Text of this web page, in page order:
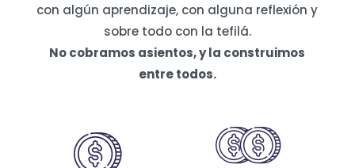
con algún aprendizaje, con alguna reflexión y
sobre todo con la tefilá.
No cobramos asientos, y la construimos
entre todos.